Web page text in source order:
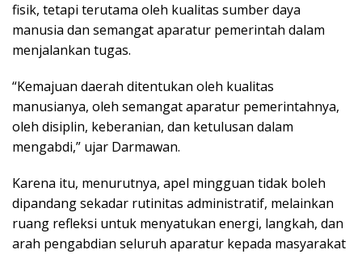
fisik, tetapi terutama oleh kualitas sumber daya
manusia dan semangat aparatur pemerintah dalam
menjalankan tugas.
“Kemajuan daerah ditentukan oleh kualitas
manusianya, oleh semangat aparatur pemerintahnya,
oleh disiplin, keberanian, dan ketulusan dalam
mengabdi,” ujar Darmawan.
Karena itu, menurutnya, apel mingguan tidak boleh
dipandang sekadar rutinitas administratif, melainkan
ruang refleksi untuk menyatukan energi, langkah, dan
arah pengabdian seluruh aparatur kepada masyarakat